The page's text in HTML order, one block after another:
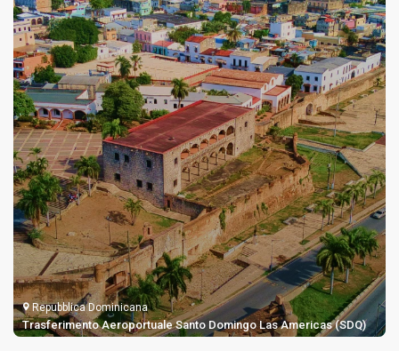
Repubblica Dominicana
Trasferimento Aeroportuale Punta Cana Taxi